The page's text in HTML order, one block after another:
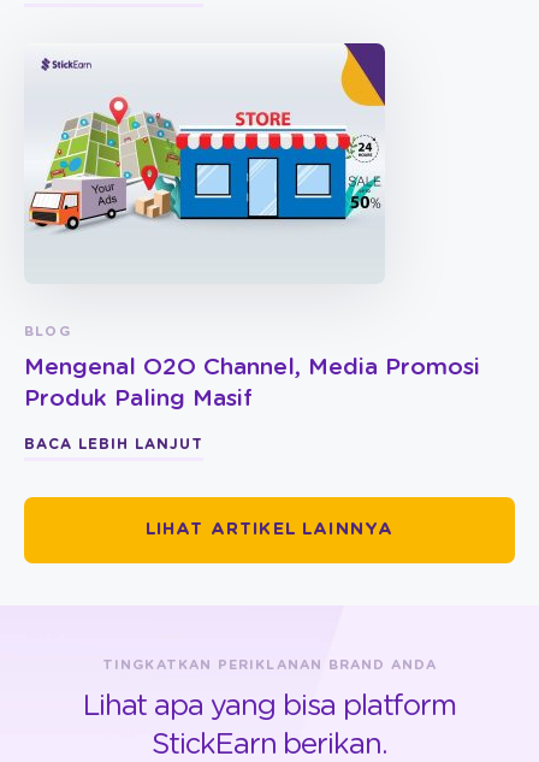
BLOG
Mengenal O2O Channel, Media Promosi
Produk Paling Masif
BACA LEBIH LANJUT
LIHAT ARTIKEL LAINNYA
TINGKATKAN PERIKLANAN BRAND ANDA
Lihat apa yang bisa platform
StickEarn berikan.